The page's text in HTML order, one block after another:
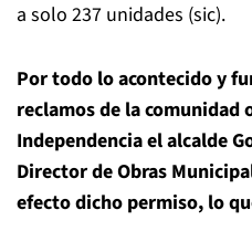
a solo 237 unidades (sic).
Por todo lo acontecido y
reclamos de la comunidad
Independencia el alcalde
Director de Obras
efecto dicho permiso, lo